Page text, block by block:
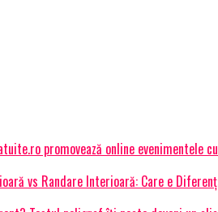
promovează online evenimentele
vs Randare Interioară: Care e